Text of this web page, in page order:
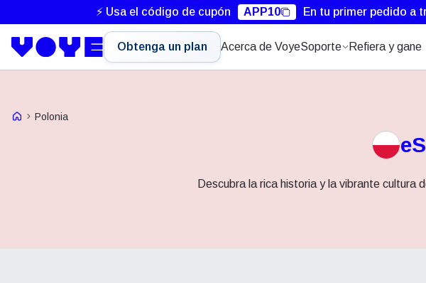
⚡ Usa el código de cupón APP10 En tu primer pedido a
Obtenga un plan Acerca de VoyeSoporte Refiera y gane
Voye Homepage
Polonia
Descubra la rica historia y la vibrante cultura